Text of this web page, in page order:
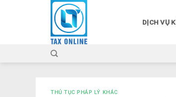
DỊCH VỤ
THỦ TỤC PHÁP LÝ KHÁC